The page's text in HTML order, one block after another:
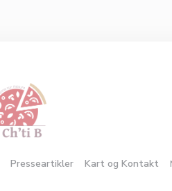
Presseartikler Kart og Kontakt